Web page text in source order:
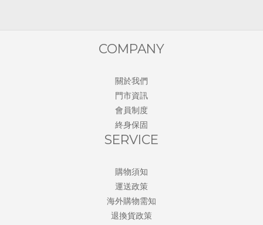
COMPANY
關於我們
門市資訊
會員制度
終身保固
SERVICE
購物須知
運送政策
海外購物需知
退換貨政策